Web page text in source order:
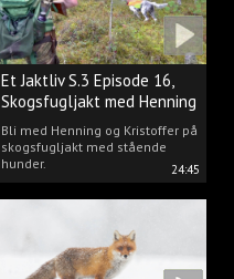
24:45
Et Jaktliv S.3 Episode 16,
Skogsfugljakt med Henning
Mathisen
Bli med Henning og Kristoffer på
skogsfugljakt med stående
hunder.